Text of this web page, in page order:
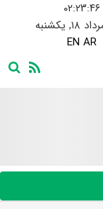
۰۲:۲۳:۴۷
EN AR